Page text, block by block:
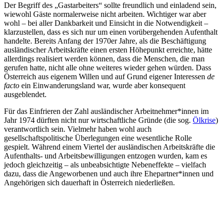
Der Begriff des „Gastarbeiters“ sollte freundlich und einladend sein,
wiewohl Gäste normalerweise nicht arbeiten. Wichtiger war aber
wohl – bei aller Dankbarkeit und Einsicht in die Notwendigkeit –
klarzustellen, dass es sich nur um einen vorübergehenden Aufenthalt
handelte. Bereits Anfang der 1970er Jahre, als die Beschäftigung
ausländischer Arbeitskräfte einen ersten Höhepunkt erreichte, hätte
allerdings realisiert werden können, dass die Menschen, die man
gerufen hatte, nicht alle ohne weiteres wieder gehen würden. Dass
Österreich aus eigenem Willen und auf Grund eigener Interessen de
facto ein Einwanderungsland war, wurde aber konsequent
ausgeblendet.
Für das Einfrieren der Zahl ausländischer Arbeitnehmer*innen im
Jahr 1974 dürften nicht nur wirtschaftliche Gründe (die sog. Ölkrise)
verantwortlich sein. Vielmehr haben wohl auch
gesellschaftspolitische Überlegungen eine wesentliche Rolle
gespielt. Während einem Viertel der ausländischen Arbeitskräfte die
Aufenthalts- und Arbeitsbewilligungen entzogen wurden, kam es
jedoch gleichzeitig – als unbeabsichtigte Nebeneffekte – vielfach
dazu, dass die Angeworbenen und auch ihre Ehepartner*innen und
Angehörigen sich dauerhaft in Österreich niederließen.